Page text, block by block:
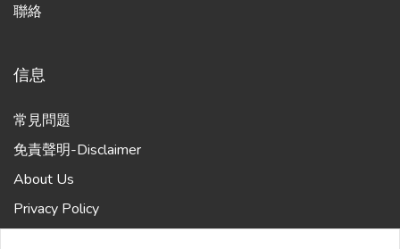
聯絡
信息
常見問題
免責聲明-Disclaimer
About Us
Privacy Policy